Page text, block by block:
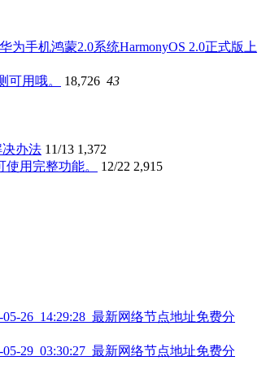
华为手机鸿蒙2.0系统HarmonyOS 2.0正式版上
用哦。
18,726 43
决办法 11/13 1,372
使用完整功能。
12/22 2,915
05-26_14:29:28_最新网络节点地址免费分
05-29_03:30:27_最新网络节点地址免费分